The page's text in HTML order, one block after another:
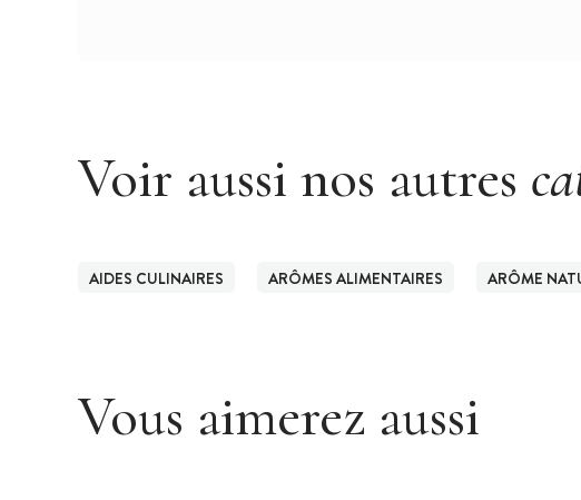
Voir aussi nos autres
AIDES CULINAIRES ARÔMES ALIMENTAIRES ARÔME
Vous aimerez aussi